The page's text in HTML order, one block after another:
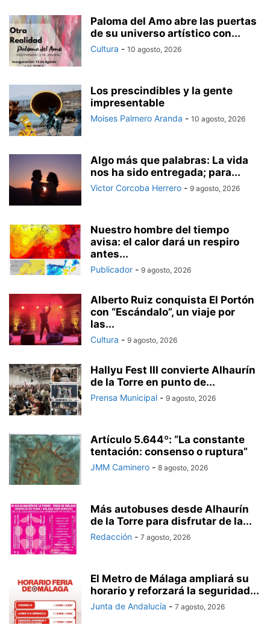
Paloma del Amo abre las puertas
de su universo artístico con...
Cultura - 10 agosto, 2026
Los prescindibles y la gente
impresentable
Moises Palmero Aranda - 10 agosto, 2026
Algo más que palabras: La vida
nos ha sido entregada; para...
Victor Corcoba Herrero - 9 agosto, 2026
Nuestro hombre del tiempo
avisa: el calor dará un respiro
antes...
Publicador - 9 agosto, 2026
Alberto Ruiz conquista El Portón
con “Escándalo”, un viaje por
las...
Cultura - 9 agosto, 2026
Hallyu Fest III convierte Alhaurín
de la Torre en punto de...
Prensa Municipal - 9 agosto, 2026
Artículo 5.644º: “La constante
tentación: consenso o ruptura”
JMM Caminero - 8 agosto, 2026
Más autobuses desde Alhaurín
de la Torre para disfrutar de la...
Redacción - 7 agosto, 2026
El Metro de Málaga ampliará su
horario y reforzará la seguridad...
Junta de Andalucía - 7 agosto, 2026